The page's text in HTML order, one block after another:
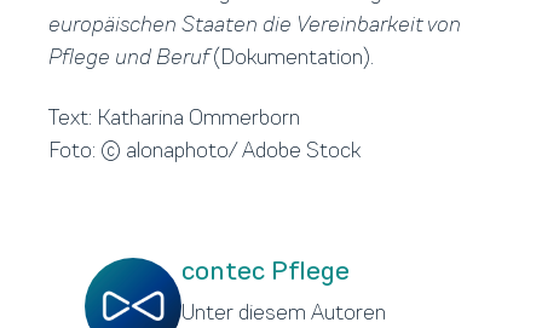
europäischen Staaten die Vereinbarkeit von
Pflege und Beruf(Dokumentation).
Text: Katharina Ommerborn
Foto: © alonaphoto/ Adobe Stock
contec Pflege
Unter diesem Autoren